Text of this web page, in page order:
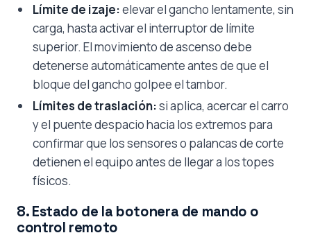
Límite de izaje:elevar el gancho lentamente, sin
carga, hasta activar el interruptor de límite
superior. El movimiento de ascenso debe
detenerse automáticamente antes de que el
bloque del gancho golpee el tambor.
Límites de traslación:si aplica, acercar el carro
y el puente despacio hacia los extremos para
confirmar que los sensores o palancas de corte
detienen el equipo antes de llegar a los topes
físicos.
8. Estado de la botonera de mando o
control remoto